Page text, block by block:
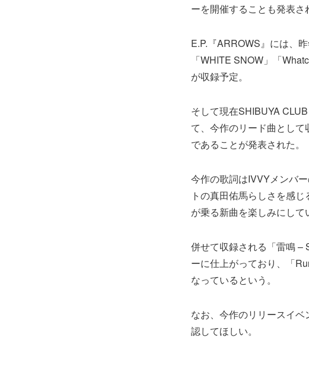
ーを開催することも発表さ
E.P.『ARROWS』には、
「WHITE SNOW」「
が収録予定。
そして現在SHIBUYA
て、今作のリード曲とし
であることが発表された。
今作の歌詞はIVVYメンバ
トの真田佑馬らしさを感
が乗る新曲を楽しみにして
併せて収録される「雷鳴 –
ーに仕上がっており、「
なっているという。
なお、今作のリリースイ
認してほしい。